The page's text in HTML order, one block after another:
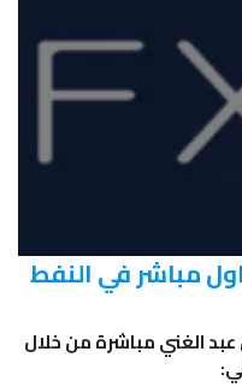
مباشر في النفط
الغني مباشرة من خلال